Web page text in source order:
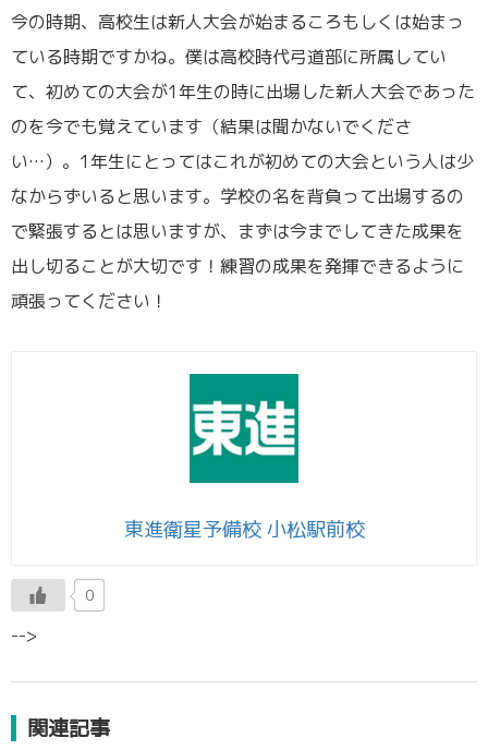
今の時期、高校生は新人大会が始まるころもしくは始まっ
ている時期ですかね。僕は高校時代弓道部に所属してい
て、初めての大会が1年生の時に出場した新人大会であった
のを今でも覚えています（結果は聞かないでくださ
い…）。1年生にとってはこれが初めての大会という人は少
なからずいると思います。学校の名を背負って出場するの
で緊張するとは思いますが、まずは今までしてきた成果を
出し切ることが大切です！練習の成果を発揮できるように
頑張ってください！
東進衛星予備校 小松駅前校
0
-->
関連記事